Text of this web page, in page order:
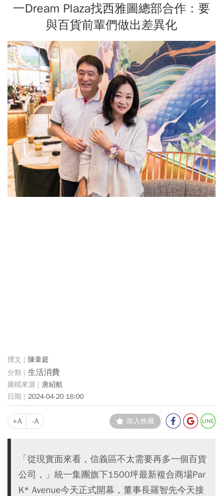
一Dream Plaza找西雅圖總部合作：要
與百貨前輩們做出差異化
陳葦庭
生活消費
唐紹航
2024-04-20 16:00
+A -A 加入收藏
「從現實面來看，信義區不太需要再多一個百貨
公司，」統一集團旗下1500坪最新複合商場Par
K* Avenue今天正式開幕，董事長羅智先今天接